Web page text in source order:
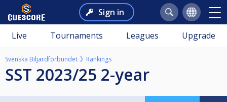
Sign in
Live Tournaments Leagues Upgrade
Svenska Biljardförbundet Rankings
SST 2023/25 2-year